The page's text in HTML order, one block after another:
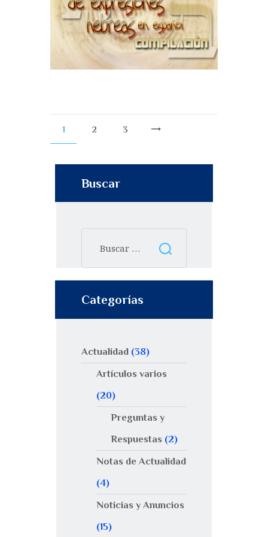
1 2 3
Buscar
Categorías
Actualidad (38)
Artículos varios
(20)
Preguntas y
Respuestas (2)
Notas de Actualidad
(4)
Noticias y Anuncios
(15)